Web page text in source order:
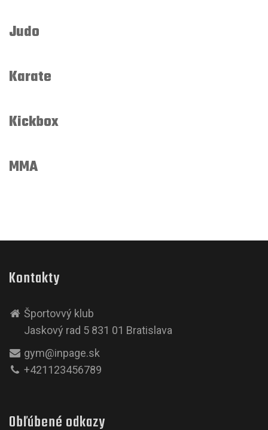
Judo
Karate
Kickbox
MMA
Kontakty
Športovvý klub
Jaskový rad 5 831 01 Bratislava
gym@inpage.sk
+421123456789
Obľúbené odkazy